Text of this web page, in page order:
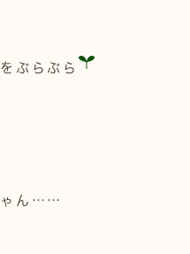
ぶらぶら
ゃん……